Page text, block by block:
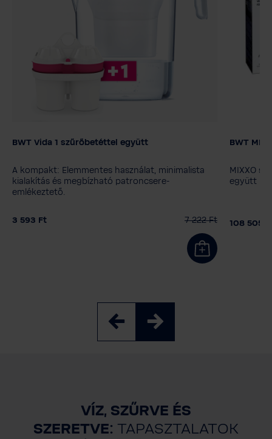
Színválaszték
BWT Vida 1 szűrőbetéttel együtt
A kompakt: Elemmentes használat, minimalista
kialakítás és megbízható patroncsere-
emlékeztető.
3 593 Ft 7 222 Ft
BWT
MIXXO
együtt
108 505
VÍZ, SZŰRVE ÉS
SZERETVE: TAPASZTALATOK